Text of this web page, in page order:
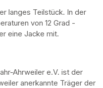
langes Teilstück. In der
von 12 Grad -
eine Jacke mit.
Ahrweiler e.V. ist der
anerkannte Träger der